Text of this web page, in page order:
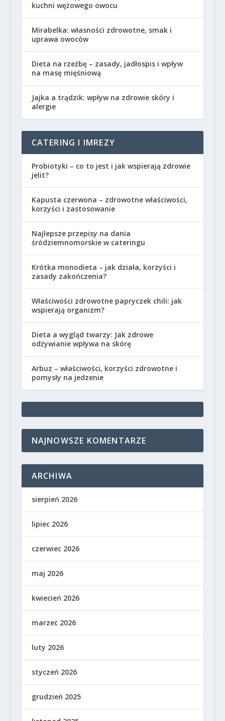
kuchni wężowego owocu
Mirabelka: własności zdrowotne, smak i
uprawa owoców
Dieta na rzeźbę – zasady, jadłospis i wpływ
na masę mięśniową
Jajka a trądzik: wpływ na zdrowie skóry i
alergie
CATERING I IMREZY
Probiotyki – co to jest i jak wspierają zdrowie
jelit?
Kapusta czerwona – zdrowotne właściwości,
korzyści i zastosowanie
Najlepsze przepisy na dania
śródziemnomorskie w cateringu
Krótka monodieta – jak działa, korzyści i
zasady zakończenia?
Właściwości zdrowotne papryczek chili: jak
wspierają organizm?
Dieta a wygląd twarzy: Jak zdrowe
odżywianie wpływa na skórę
Arbuz – właściwości, korzyści zdrowotne i
pomysły na jedzenie
NAJNOWSZE KOMENTARZE
ARCHIWA
sierpień 2026
lipiec 2026
czerwiec 2026
maj 2026
kwiecień 2026
marzec 2026
luty 2026
styczeń 2026
grudzień 2025